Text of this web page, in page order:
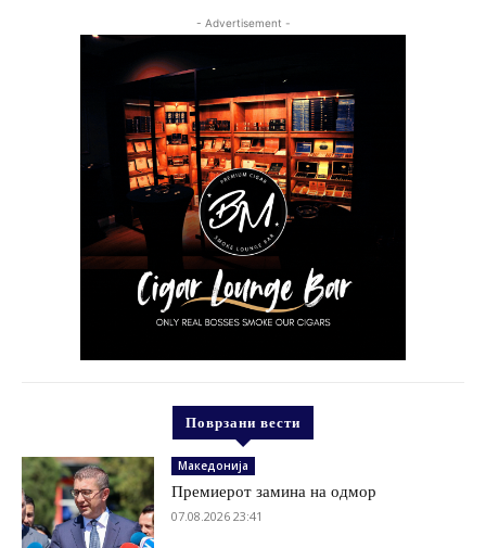
- Advertisement -
Поврзани вести
Македонија
Премиерот замина на одмор
07.08.2026 23:41